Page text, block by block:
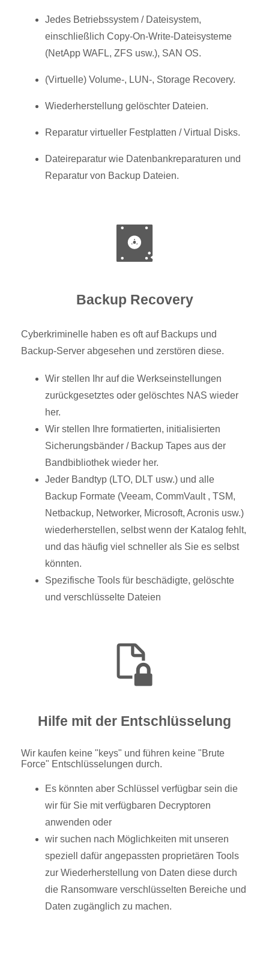
Jedes Betriebssystem / Dateisystem,
einschließlich Copy-On-Write-Dateisysteme
(NetApp WAFL, ZFS usw.), SAN OS.
(Virtuelle) Volume-, LUN-, Storage Recovery.
Wiederherstellung gelöschter Dateien.
Reparatur virtueller Festplatten / Virtual Disks.
Dateireparatur wie Datenbankreparaturen und
Reparatur von Backup Dateien.
Backup Recovery
Cyberkriminelle haben es oft auf Backups und
Backup-Server abgesehen und zerstören diese.
Wir stellen Ihr auf die Werkseinstellungen
zurückgesetztes oder gelöschtes NAS wieder
her.
Wir stellen Ihre formatierten, initialisierten
Sicherungsbänder / Backup Tapes aus der
Bandbibliothek wieder her.
Jeder Bandtyp (LTO, DLT usw.) und alle
Backup Formate (Veeam, CommVault , TSM,
Netbackup, Networker, Microsoft, Acronis usw.)
wiederherstellen, selbst wenn der Katalog fehlt,
und das häufig viel schneller als Sie es selbst
könnten.
Spezifische Tools für beschädigte, gelöschte
und verschlüsselte Dateien
Hilfe mit der Entschlüsselung
Wir kaufen keine "keys" und führen keine "Brute
Force" Entschlüsselungen durch.
Es könnten aber Schlüssel verfügbar sein die
wir für Sie mit verfügbaren Decryptoren
anwenden oder
wir suchen nach Möglichkeiten mit unseren
speziell dafür angepassten proprietären Tools
zur Wiederherstellung von Daten diese durch
die Ransomware verschlüsselten Bereiche und
Daten zugänglich zu machen.